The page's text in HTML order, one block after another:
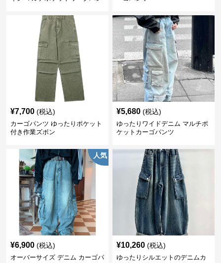
¥7,700 (税込)
カーゴパンツ ゆったりポケット
付き作業ズボン
¥5,680 (税込)
ゆったりワイドデニム マルチポ
ケットカーゴパンツ
人気
¥6,900 (税込)
オーバーサイズ デニム カーゴパ
¥10,260 (税込)
ゆったりシルエットのデニムカ